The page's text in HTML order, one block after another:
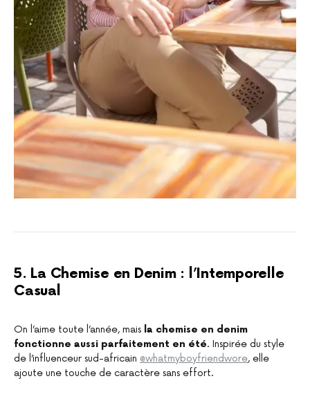
5. La Chemise en Denim : l’Intemporelle
Casual
On l’aime toute l’année, mais la chemise en denim
fonctionne aussi parfaitement en été. Inspirée du style
de l’influenceur sud-africain @whatmyboyfriendwore, elle
ajoute une touche de caractère sans effort.